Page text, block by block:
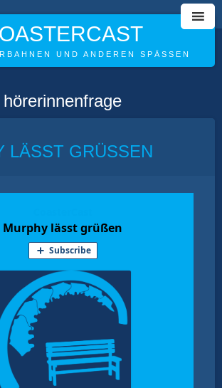
UND ANDEREN SPÄSSEN
hörerinnenfrage
LÄSST GRÜSSEN